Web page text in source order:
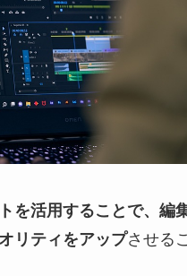
を活用することで、編
リティをアップさせる